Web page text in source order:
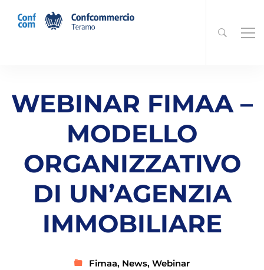
WEBINAR FIMAA –
MODELLO
ORGANIZZATIVO
DI UN’AGENZIA
IMMOBILIARE
Fimaa, News, Webinar